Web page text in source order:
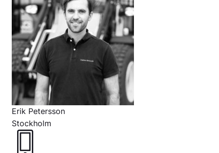
Erik Petersson
Stockholm